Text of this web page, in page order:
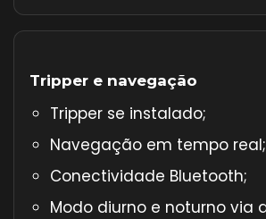
Tripper e navegação
Tripper se instalado;
Navegação em tempo real;
Conectividade Bluetooth;
Modo diurno e noturno via